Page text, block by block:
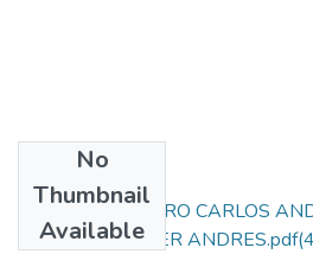
No
Thumbnail
Available
CONTRERAS CARO CARLOS
HERRERA DEIVER ANDRES.pdf